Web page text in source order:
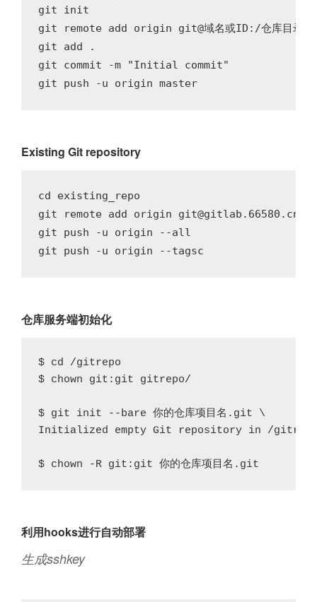
git init
git remote add origin git@域名或ID:/仓库目录/
git add .
git commit -m "Initial commit"
Existing Git repository
cd existing_repo
git remote add origin
git push -u origin --all
git push -u origin --tagsc
仓库服务端初始化
$ cd /gitrepo
$ chown git : git gitrepo/
$ git init --bare 你的仓库项目名 .
Initialized empty Git repository in /
$ chown -R git:git 你的仓库项目名. git
利用hooks进行自动部署
生成sshkey